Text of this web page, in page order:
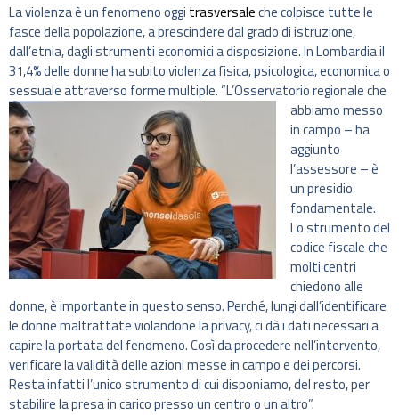
La violenza è un fenomeno oggi trasversaleche colpisce tutte le
fasce della popolazione, a prescindere dal grado di istruzione,
dall’etnia, dagli strumenti economici a disposizione. In Lombardia il
31,4% delle donne ha subito violenza fisica, psicologica, economica o
sessuale attraverso forme multiple. “L’Osservatorio regionale che
abbiamo messo
in campo – ha
aggiunto
l’assessore – è
un presidio
fondamentale.
Lo strumento del
codice fiscale che
molti centri
chiedono alle
donne, è importante in questo senso. Perché, lungi dall’identificare
le donne maltrattate violandone la privacy, ci dà i dati necessari a
capire la portata del fenomeno. Così da procedere nell’intervento,
verificare la validità delle azioni messe in campo e dei percorsi.
Resta infatti l’unico strumento di cui disponiamo, del resto, per
stabilire la presa in carico presso un centro o un altro”.